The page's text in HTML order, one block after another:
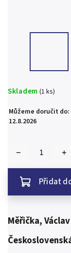
Skladem (1 ks)
Můžeme doručit do:
12.8.2026
Přidat
Měřička, Václav